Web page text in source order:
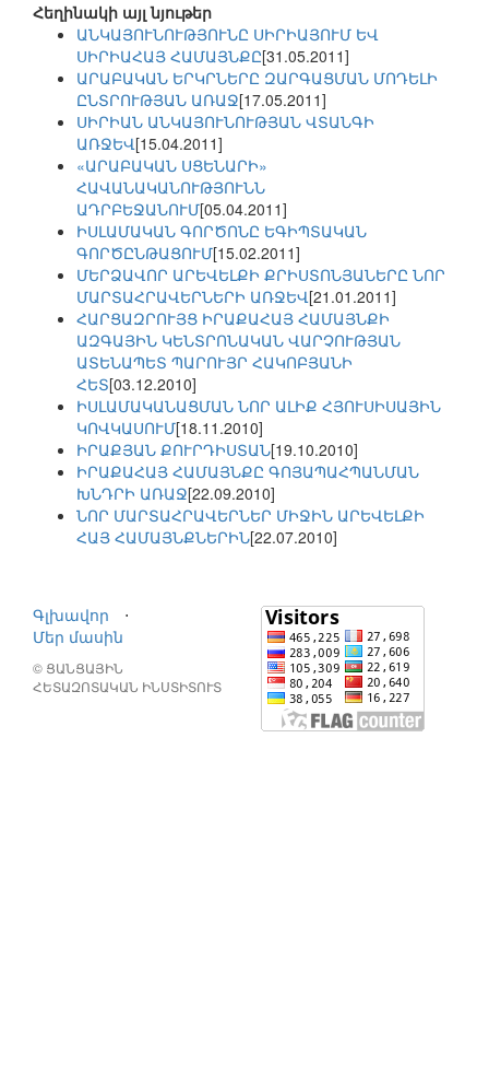
Հեղինակի այլ նյութեր
ԱՆԿԱՅՈՒՆՈՒԹՅՈՒՆԸ ՍԻՐԻԱՅՈՒՄ ԵՎ
ՍԻՐԻԱՀԱՅ ՀԱՄԱՅՆՔԸ[31.05.2011]
ԱՐԱԲԱԿԱՆ ԵՐԿՐՆԵՐԸ ԶԱՐԳԱՑՄԱՆ ՄՈԴԵԼԻ
ԸՆՏՐՈՒԹՅԱՆ ԱՌԱՋ[17.05.2011]
ՍԻՐԻԱՆ ԱՆԿԱՅՈՒՆՈՒԹՅԱՆ ՎՏԱՆԳԻ
ԱՌՋԵՎ[15.04.2011]
«ԱՐԱԲԱԿԱՆ ՍՑԵՆԱՐԻ»
ՀԱՎԱՆԱԿԱՆՈՒԹՅՈՒՆՆ
ԱԴՐԲԵՋԱՆՈՒՄ[05.04.2011]
ԻՍԼԱՄԱԿԱՆ ԳՈՐԾՈՆԸ ԵԳԻՊՏԱԿԱՆ
ԳՈՐԾԸՆԹԱՑՈՒՄ[15.02.2011]
ՄԵՐՁԱՎՈՐ ԱՐԵՎԵԼՔԻ ՔՐԻՍՏՈՆՅԱՆԵՐԸ ՆՈՐ
ՄԱՐՏԱՀՐԱՎԵՐՆԵՐԻ ԱՌՋԵՎ[21.01.2011]
ՀԱՐՑԱԶՐՈՒՅՑ ԻՐԱՔԱՀԱՅ ՀԱՄԱՅՆՔԻ
ԱԶԳԱՅԻՆ ԿԵՆՏՐՈՆԱԿԱՆ ՎԱՐՉՈՒԹՅԱՆ
ԱՏԵՆԱՊԵՏ ՊԱՐՈՒՅՐ ՀԱԿՈԲՅԱՆԻ
ՀԵՏ[03.12.2010]
ԻՍԼԱՄԱԿԱՆԱՑՄԱՆ ՆՈՐ ԱԼԻՔ ՀՅՈՒՍԻՍԱՅԻՆ
ԿՈՎԿԱՍՈՒՄ[18.11.2010]
ԻՐԱՔՅԱՆ ՔՈՒՐԴԻՍՏԱՆ[19.10.2010]
ԻՐԱՔԱՀԱՅ ՀԱՄԱՅՆՔԸ ԳՈՅԱՊԱՀՊԱՆՄԱՆ
ԽՆԴՐԻ ԱՌԱՋ[22.09.2010]
ՆՈՐ ՄԱՐՏԱՀՐԱՎԵՐՆԵՐ ՄԻՋԻՆ ԱՐԵՎԵԼՔԻ
ՀԱՅ ՀԱՄԱՅՆՔՆԵՐԻՆ[22.07.2010]
Գլխավոր
⋅
Մեր մասին
© ՑԱՆՑԱՅԻՆ
ՀԵՏԱԶՈՏԱԿԱՆ ԻՆՍՏԻՏՈՒՏ